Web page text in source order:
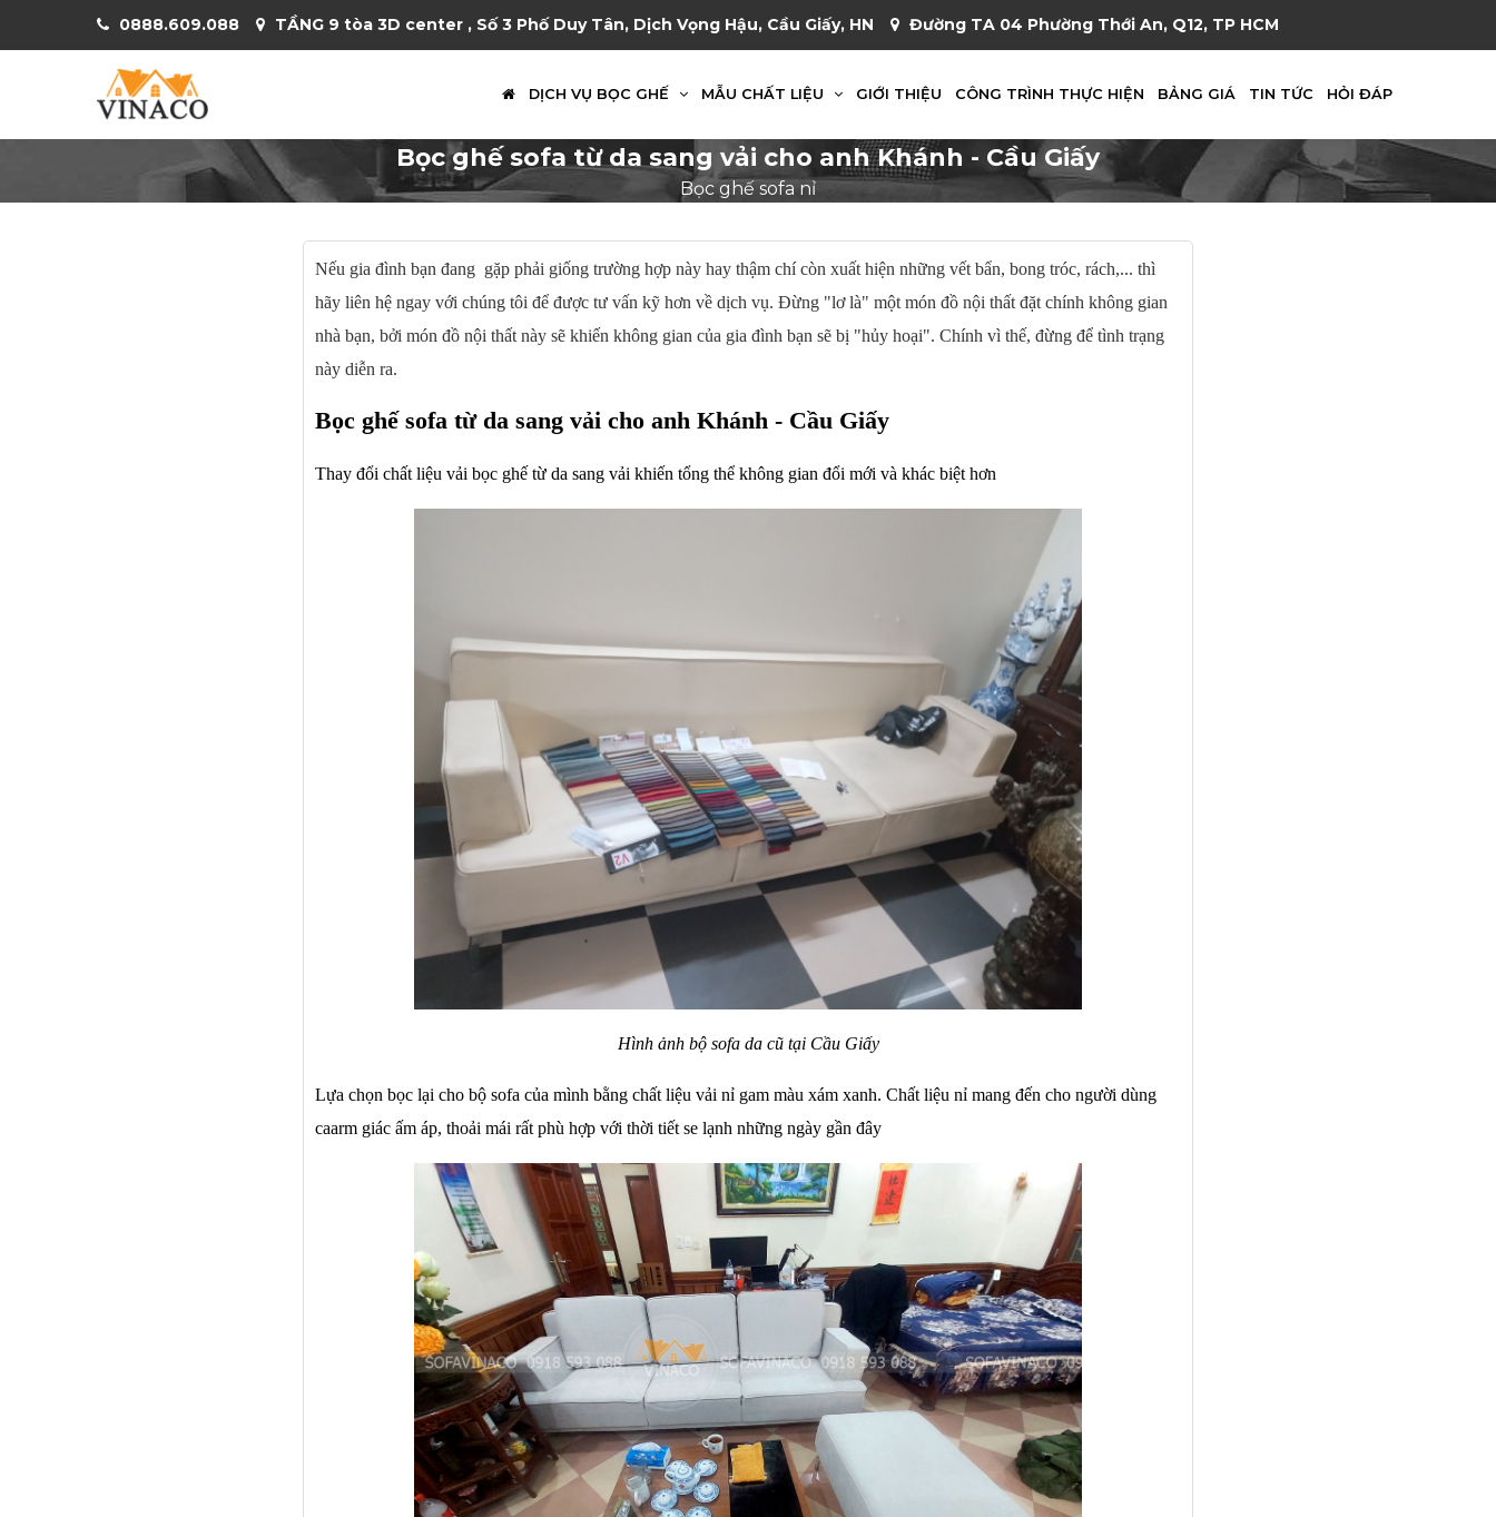
0888.609.088 TẦNG 9 tòa 3D center , Số 3 Phố Duy Tân, Dịch Vọng Hậu, Cầu Giấy, HN Đường TA 04 Phường Thới An, Q12, TP HCM
DỊCH VỤ BỌC GHẾ MẪU CHẤT LIỆU GIỚI THIỆU CÔNG TRÌNH THỰC HIỆN BẢNG GIÁ TIN TỨC HỎI ĐÁP
Bọc ghế sofa từ da sang vải cho anh Khánh - Cầu Giấy
Bọc ghế sofa nỉ
Nếu gia đình bạn đang gặp phải giống trường hợp này hay thậm chí còn xuất hiện những vết bẩn, bong tróc, rách,... thì
hãy liên hệ ngay với chúng tôi để được tư vấn kỹ hơn về dịch vụ. Đừng "lơ là" một món đồ nội thất đặt chính không gian
nhà bạn, bởi món đồ nội thất này sẽ khiến không gian của gia đình bạn sẽ bị "hủy hoại". Chính vì thế, đừng để tình trạng
này diễn ra.
Bọc ghế sofa từ da sang vải cho anh Khánh - Cầu Giấy
Thay đổi chất liệu vải bọc ghế từ da sang vải khiến tổng thể không gian đổi mới và khác biệt hơn
Hình ảnh bộ sofa da cũ tại Cầu Giấy
Lựa chọn bọc lại cho bộ sofa của mình bằng chất liệu vải nỉ gam màu xám xanh. Chất liệu nỉ mang đến cho người dùng
caarm giác ấm áp, thoải mái rất phù hợp với thời tiết se lạnh những ngày gần đây